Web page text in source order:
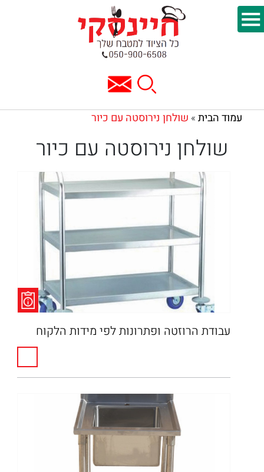
עמוד הבית » שולחן נירוסטה עם כיור
שולחן נירוסטה עם כיור
עבודת הרוזטה ופתרונות לפי מידות הלקוח